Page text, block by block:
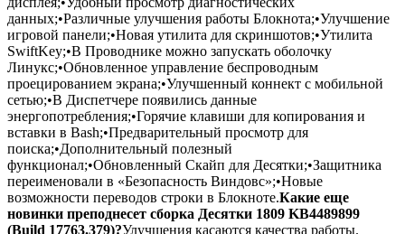
данных;•Различные улучшения работы Блокнота;•Улучшение
игровой панели;•Новая утилита для скриншотов;•Утилита
SwiftKey;•В Проводнике можно запускать оболочку
Линукс;•Обновленное управление беспроводным
проецированием экрана;•Улучшенный коннект с мобильной
сетью;•В Диспетчере появились данные
энергопотребления;•Горячие клавиши для копирования и
вставки в Bash;•Предварительный просмотр для
поиска;•Дополнительный полезный
функционал;•Обновленный Скайп для Десятки;•Защитника
переименовали в «Безопасность Виндовс»;•Новые
возможности переводов строки в Блокноте.Какие еще
новинки преподнесет сборка Десятки 1809 KB4489899
(Build 17763.379)?Улучшения касаются качества работы.